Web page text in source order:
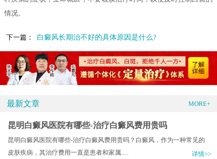
情况。
下一篇： 白癜风长期治不好的具体原因是什么?
最新文章 MORE+
昆明白癜风医院有哪些-治疗白癜风费用贵吗
昆明白癜风医院有哪些-治疗白癜风费用贵吗？白癜风，作为一种常见的
皮肤疾病，其治疗费用一直是患者和家属.....
详情>>